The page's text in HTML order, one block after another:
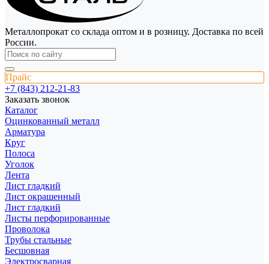
Металлопрокат со склада оптом и в розницу. Доставка по всей
России.
Прайс
+7 (843) 212-21-83
Заказать звонок
Каталог
Оцинкованный металл
Арматура
Круг
Полоса
Уголок
Лента
Лист гладкий
Лист окрашенный
Лист гладкий
Листы перфорированные
Проволока
Трубы стальные
Бесшовная
Электросварная